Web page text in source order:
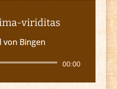
viriditas
von Bingen
Audio-
00:00